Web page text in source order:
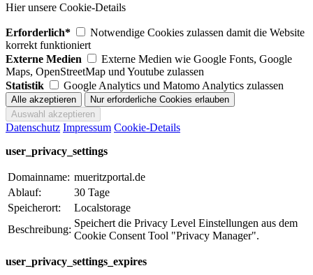
Hier unsere Cookie-Details
Erforderlich*
Notwendige Cookies zulassen damit die Website
korrekt funktioniert
Externe Medien
Externe Medien wie Google Fonts, Google
Maps, OpenStreetMap und Youtube zulassen
Statistik
Google Analytics und Matomo Analytics zulassen
Datenschutz Impressum Cookie-Details
user_privacy_settings
Domainname: mueritzportal.de
Ablauf:
30 Tage
Speicherort:
Localstorage
Beschreibung:
Speichert die Privacy Level Einstellungen aus dem
Cookie Consent Tool "Privacy Manager".
user_privacy_settings_expires